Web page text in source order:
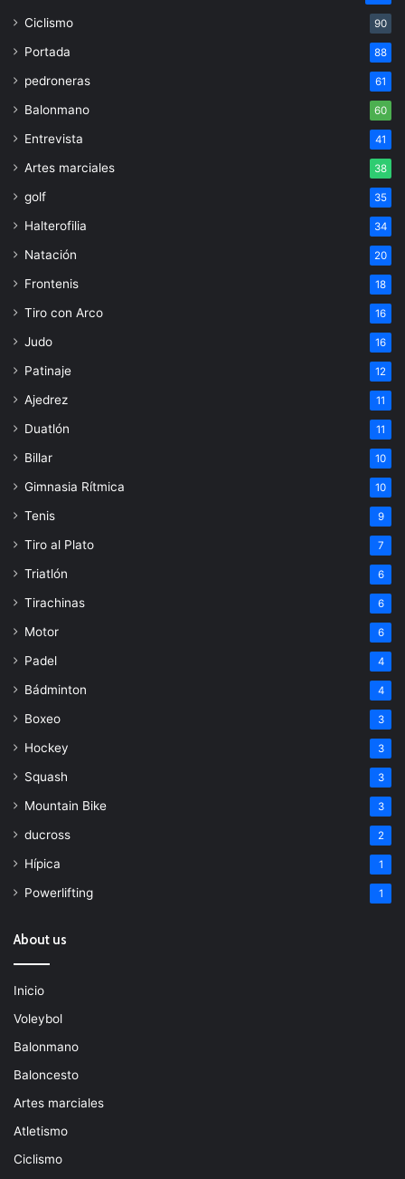
Ciclismo 90
Portada 88
pedroneras 61
Balonmano 60
Entrevista 41
Artes marciales 38
golf 35
Halterofilia 34
Natación 20
Frontenis 18
Tiro con Arco 16
Judo 16
Patinaje 12
Ajedrez 11
Duatlón 11
Billar 10
Gimnasia Rítmica 10
Tenis 9
Tiro al Plato 7
Triatlón 6
Tirachinas 6
Motor 6
Padel 4
Bádminton 4
Boxeo 3
Hockey 3
Squash 3
Mountain Bike 3
ducross 2
Hípica 1
Powerlifting 1
About us
Inicio
Voleybol
Balonmano
Baloncesto
Artes marciales
Atletismo
Ciclismo